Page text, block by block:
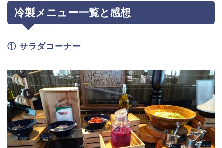
冷製メニュー一覧と感想
① サラダコーナー